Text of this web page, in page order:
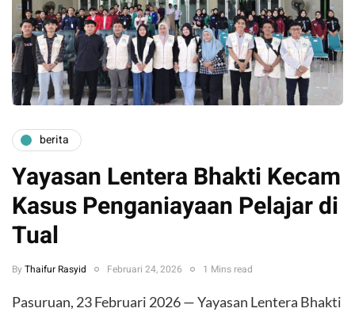
berita
Yayasan Lentera Bhakti Kecam
Kasus Penganiayaan Pelajar di
Tual
By Thaifur Rasyid Februari 24, 2026 1 Mins read
Pasuruan, 23 Februari 2026 — Yayasan Lentera Bhakti